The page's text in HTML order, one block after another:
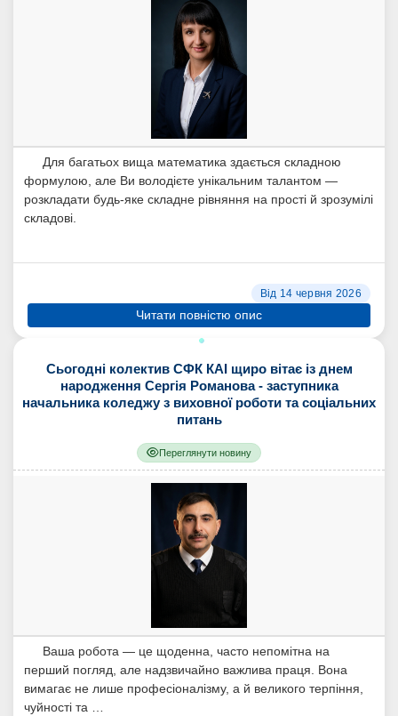
Для багатьох вища математика здається складною
формулою, але Ви володієте унікальним талантом —
розкладати будь-яке складне рівняння на прості й зрозумілі
складові.
Від 14 червня 2026
Читати повністю опис
Сьогодні колектив СФК КАІ щиро вітає із днем
народження Сергія Романова - заступника
начальника коледжу з виховної роботи та соціальних
питань
Переглянути новину
Ваша робота — це щоденна, часто непомітна на
перший погляд, але надзвичайно важлива праця. Вона
вимагає не лише професіоналізму, а й великого терпіння,
чуйності та …